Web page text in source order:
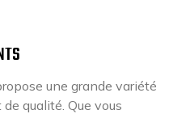
une grande variété
qualité. Que vous